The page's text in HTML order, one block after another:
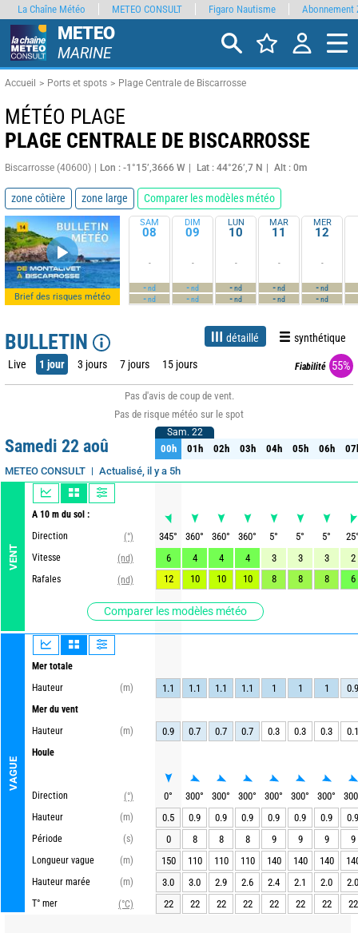
METEO
MARINE
Accueil Ports et spots Plage Centrale de Biscarrosse
MÉTÉO PLAGE
PLAGE CENTRALE DE BISCARROSSE
Biscarrosse (40600) Lon : -1°15’,3666 W Lat : 44°26’,7 N Alt : 0m
zone côtière zone large Comparer les modèles météo
Brief des risques météo
SAM
08
-
-nd
-nd
DIM
09
-
-nd
-nd
LUN
10
-
-nd
-nd
MAR
11
-
-nd
-nd
MER
12
-
-nd
-nd
BULLETIN détaillé synthétique
Live 1 jour 3 jours 7 jours 15 jours Fiabilité 55%
Pas d'avis de coup de vent.
Pas de risque météo sur le spot
Samedi 22 aoû
METEO CONSULT Actualisé, il y a 5h
VENT
A 10 m du sol :
Direction
(°)
Vitesse
(nd)
Rafales
(nd)
Comparer les modèles météo
VAGUE
Mer totale
Hauteur
(m)
Mer du vent
Hauteur
(m)
Houle
Direction
(°)
Hauteur
(m)
Période
(s)
Longueur vague
(m)
Hauteur marée
(m)
T° mer
(°C)
Sam. 22
00h 01h 02h 03h 04h 05h 06h
Sam. 22
00h 01h 02h 03h 04h 05h 06h
345° 360° 360° 360° 5° 5° 5° 25
6
4 4 4 3 3 3
2
12
10 10 10 8 8 8 6
1.1 1.1 1.1 1.1 1 1 1 0.9
0.9 0.7 0.7 0.7 0.3 0.3 0.3 0.1
0° 300° 300° 300° 300° 300° 300°
300
0.5
0.9 0.9 0.9 0.9 0.9 0.9
0.9
0
8 8 8 9 9 9
9
150
110 110 110 140 140 140
3.0
3.0 2.9 2.6 2.4 2.1 2.0
2.0
22
22 22 22 22 22 22 22
La Chaîne Météo METEO CONSULT Figaro Nautisme Abonnement